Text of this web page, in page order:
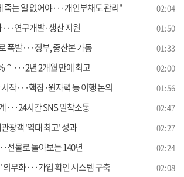
죽는 일 없어야···개인부채도 관리" 02:04
연구개발·생산 지원 01:50
폭발···정부, 중산본 가동 01:33
년 2개월 만에 최고 02:00
작···핵잠·원자력 등 이행 논의 01:56
···24시간 SNS 밀착소통 02:47
광객 '역대 최고' 성과 02:27
선물로 돌아보는 140년 02:24
무화···가입 확인 시스템 구축 02:08